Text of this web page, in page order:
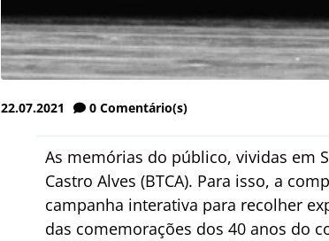
22.07.2021 0 Comentário(s)
As memórias do público, vividas em
Castro Alves (BTCA). Para isso, a
campanha interativa para recolher
das comemorações dos 40 anos do